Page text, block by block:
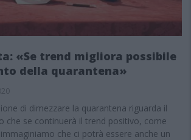
«Se trend migliora possibile
della quarantena»
di dimezzare la quarantena riguarda il
che se continuerà il trend positivo, come
che ci potrà essere anche un